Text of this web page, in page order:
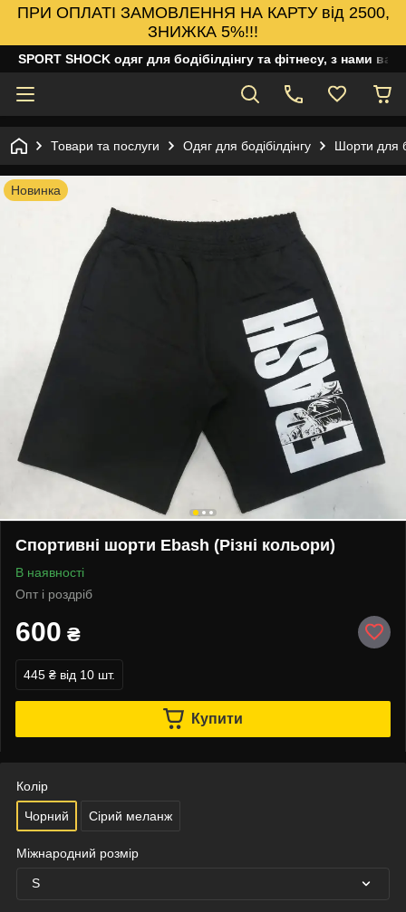
ПРИ ОПЛАТІ ЗАМОВЛЕННЯ НА КАРТУ від 2500,
ЗНИЖКА 5%!!!
SPORT SHOCK одяг для бодібілдінгу та фітнесу, з нами
Товари та послуги Одяг для бодібілдінгу Шорти для
Новинка
Спортивні шорти Ebash (Різні кольори)
В наявності
Опт і роздріб
600 ₴
445 ₴ від 10 шт.
Купити
Колір
Чорний Сірий меланж
Міжнародний розмір
S